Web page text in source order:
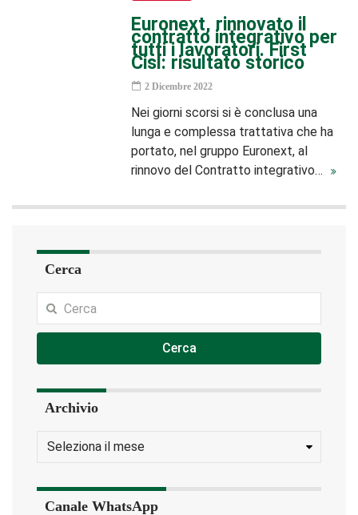
Euronext, rinnovato il
contratto integrativo per
tutti i lavoratori. First
Cisl: risultato storico
2 Dicembre 2022
Nei giorni scorsi si è conclusa una
lunga e complessa trattativa che ha
portato, nel gruppo Euronext, al
rinnovo del Contratto integrativo…
Cerca
Cerca
Archivio
Canale WhatsApp